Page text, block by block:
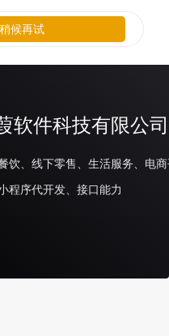
软件科技有限公司
程序代开发、接口能力
候再试